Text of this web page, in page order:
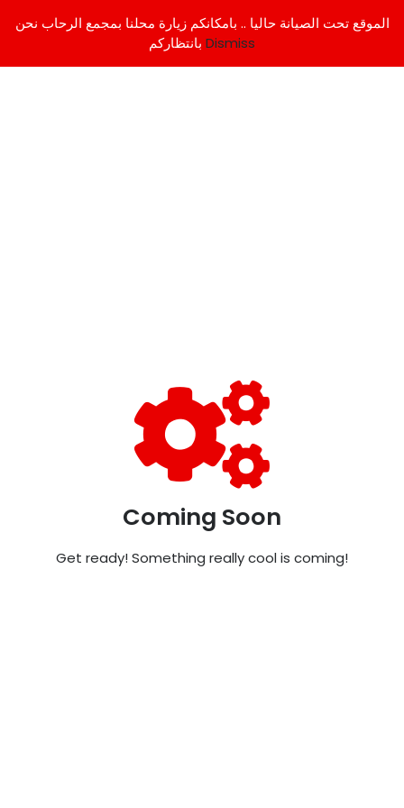
الموقع تحت الصيانة حاليا .. بامكانكم زيارة محلنا بمجمع الرحاب نحن
Dismiss
Coming Soon
Get ready! Something really cool is coming!